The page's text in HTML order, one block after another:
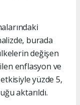
burada
değişen
enflasyon ve
yüzde 5,
aktarıldı.